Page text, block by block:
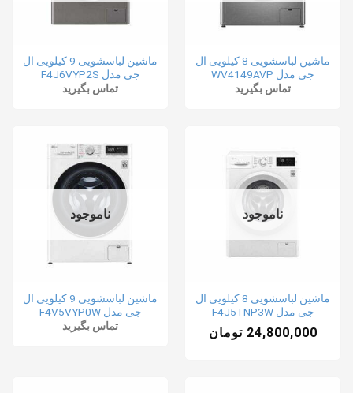
ماشین لباسشویی 8 کیلویی ال
جی مدل WV4149AVP
تماس بگیرید
ماشین لباسشویی 9 کیلویی ال
جی مدل F4J6VYP2S
تماس بگیرید
ناموجود
ماشین لباسشویی 8 کیلویی ال
جی مدل F4J5TNP3W
24,800,000 تومان
ناموجود
ماشین لباسشویی 9 کیلویی ال
جی مدل F4V5VYP0W
تماس بگیرید